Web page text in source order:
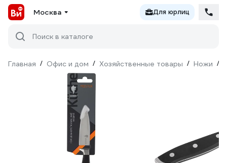
Москва Для юрлиц
Поиск в каталоге
Главная / Офис и дом / Хозяйственные товары / Ножи /